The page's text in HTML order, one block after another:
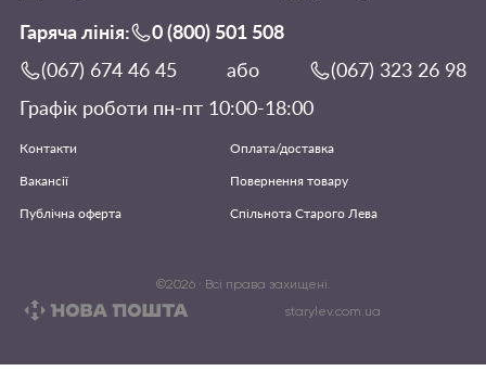
Гаряча лінія:
0 (800) 501 508
(067) 674 46 45
або
(067) 323 26 98
Графік роботи пн-пт 10:00-18:00
Контакти
Оплата/доставка
Вакансії
Повернення товару
Публічна оферта
Спільнота Старого Лева
©2026· Всі права захищені.
starylev.com.ua